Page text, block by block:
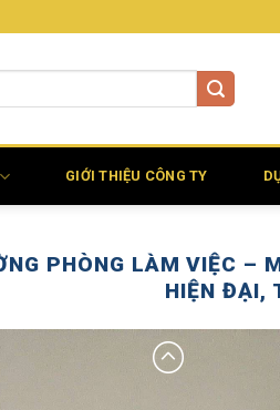
GIỚI THIỆU CÔNG TY
PHÒNG LÀM VIỆC –
HIỆN ĐẠI,